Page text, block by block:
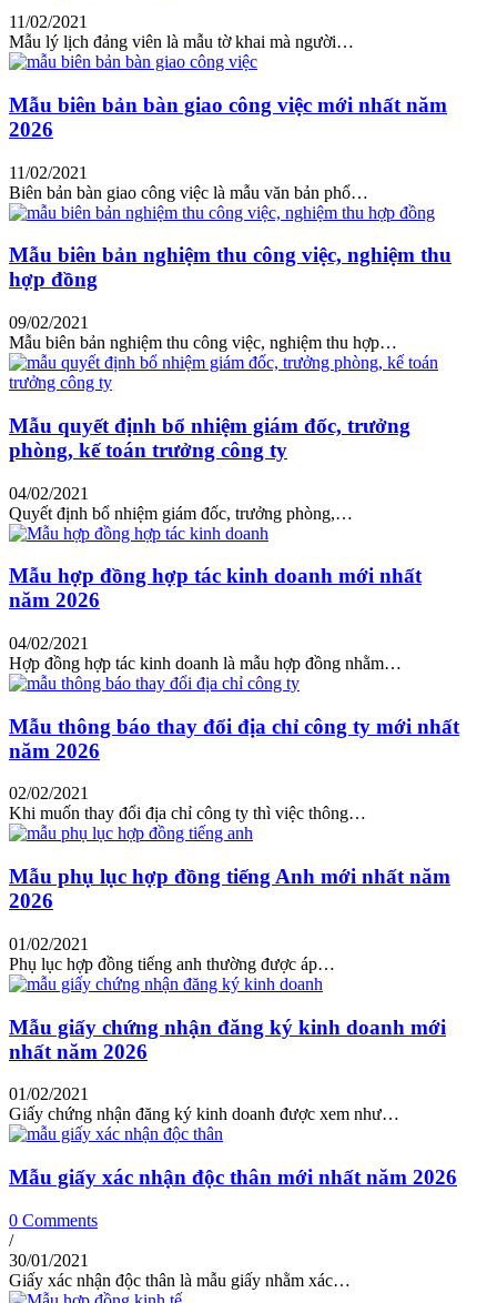
11/02/2021
Mẫu lý lịch đảng viên là mẫu tờ khai mà người…
Mẫu biên bản bàn giao công việc mới nhất năm
2026
11/02/2021
Biên bản bàn giao công việc là mẫu văn bản phổ…
Mẫu biên bản nghiệm thu công việc, nghiệm thu
hợp đồng
09/02/2021
Mẫu biên bản nghiệm thu công việc, nghiệm thu hợp…
Mẫu quyết định bổ nhiệm giám đốc, trưởng
phòng, kế toán trưởng công ty
04/02/2021
Quyết định bổ nhiệm giám đốc, trưởng phòng,…
Mẫu hợp đồng hợp tác kinh doanh mới nhất
năm 2026
04/02/2021
Hợp đồng hợp tác kinh doanh là mẫu hợp đồng nhằm…
Mẫu thông báo thay đổi địa chỉ công ty mới nhất
năm 2026
02/02/2021
Khi muốn thay đổi địa chỉ công ty thì việc thông…
Mẫu phụ lục hợp đồng tiếng Anh mới nhất năm
2026
01/02/2021
Phụ lục hợp đồng tiếng anh thường được áp…
Mẫu giấy chứng nhận đăng ký kinh doanh mới
nhất năm 2026
01/02/2021
Giấy chứng nhận đăng ký kinh doanh được xem như…
Mẫu giấy xác nhận độc thân mới nhất năm 2026
0 Comments
/
30/01/2021
Giấy xác nhận độc thân là mẫu giấy nhằm xác…